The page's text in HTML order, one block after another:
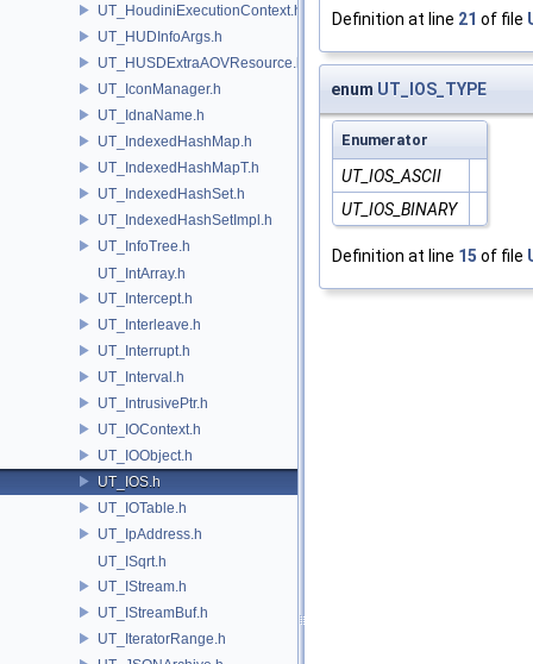
UT_HoudiniExecutionContext.h
UT_HUDInfoArgs.h
UT_HUSDExtraAOVResource.h
UT_IconManager.h
UT_IdnaName.h
UT_IndexedHashMap.h
UT_IndexedHashMapT.h
UT_IndexedHashSet.h
UT_IndexedHashSetImpl.h
UT_InfoTree.h
UT_IntArray.h
UT_Intercept.h
UT_Interleave.h
UT_Interrupt.h
UT_Interval.h
UT_IntrusivePtr.h
UT_IOContext.h
UT_IOObject.h
UT_IOS.h
UT_IOTable.h
UT_IpAddress.h
UT_ISqrt.h
UT_IStream.h
UT_IStreamBuf.h
UT_IteratorRange.h
Definition at line 21 of file
enum UT_IOS_TYPE
Enumerator
UT_IOS_ASCII
UT_IOS_BINARY
Definition at line 15 of file